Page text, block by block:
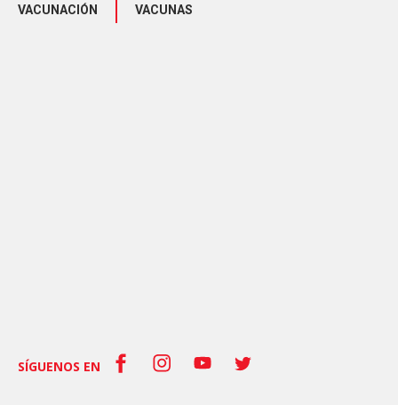
VACUNACIÓN
VACUNAS
SÍGUENOS EN